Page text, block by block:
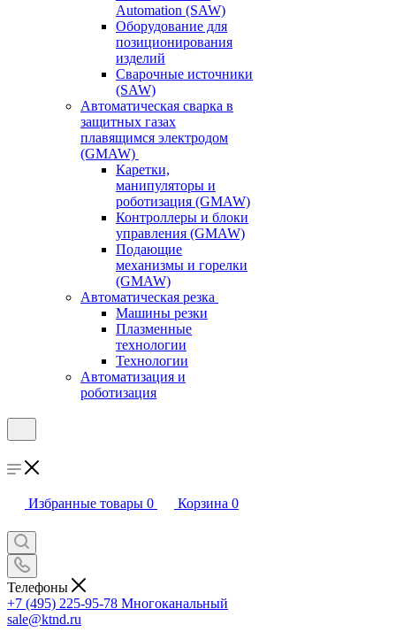
Automation (SAW)
Оборудование для
позиционирования
изделий
Сварочные источники
(SAW)
Автоматическая сварка в
защитных газах
плавящимся электродом
(GMAW)
Каретки,
манипуляторы и
роботизация (GMAW)
Контроллеры и блоки
управления (GMAW)
Подающие
механизмы и горелки
(GMAW)
Автоматическая резка
Машины резки
Плазменные
технологии
Технологии
Автоматизация и
роботизация
Избранные товары 0 Корзина 0
Телефоны
+7 (495) 225-95-78 Многоканальный
sale@ktnd.ru